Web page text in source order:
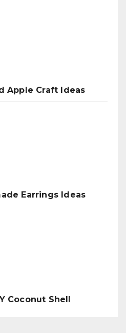
Apple Craft Ideas
Earrings Ideas
Coconut Shell